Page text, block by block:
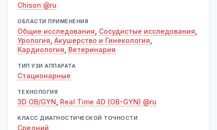
Chison @ru
ОБЛАСТИ ПРИМЕНЕНИЯ
Общие исследования Сосудистые исследования
Урология Акушерство и Гинекология
Кардиология Ветеринария
ТИП УЗИ АППАРАТА
Стационарные
ТЕХНОЛОГИЯ
3D OB/GYN Real Time 4D (OB-GYN) @ru
КЛАСС ДИАГНОСТИЧЕСКОЙ ТОЧНОСТИ
Средний